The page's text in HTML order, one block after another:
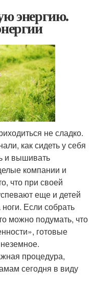
энергию.
не сладко.
как сидеть у себя
и вышивать
компании и
что при своей
еще и детей
Если собрать
можно подумать, что
готовые
процедура,
сегодня в виду